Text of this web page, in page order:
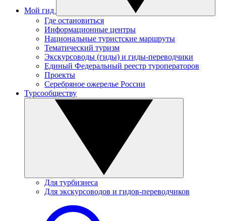
Мой гид
Где остановиться
Информационные центры
Национальные туристские маршруты
Тематический туризм
Экскурсоводы (гиды) и гиды-переводчики
Единый Федеральный реестр туроператоров
Проекты
Серебряное ожерелье России
Турсообществу
Для турбизнеса
Для экскурсоводов и гидов-переводчиков